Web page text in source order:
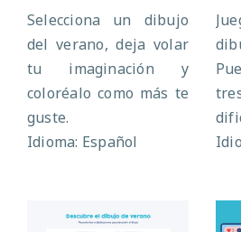
Selecciona un dibujo
del verano, deja volar
tu imaginación y
coloréalo como más te
guste.
Idioma: Español